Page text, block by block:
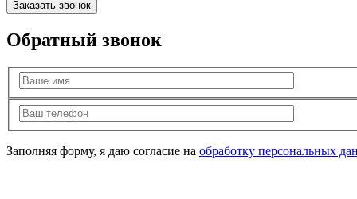
Заказать звонок
Обратный звонок
Заполняя форму, я даю согласие на обработку персональных